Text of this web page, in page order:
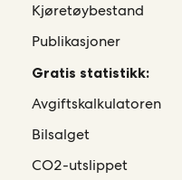
Kjøretøybestand
Publikasjoner
Gratis statistikk:
Avgiftskalkulatoren
Bilsalget
CO2-utslippet